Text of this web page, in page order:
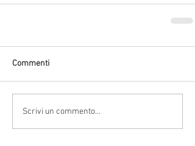
Commenti
Scrivi un commento...